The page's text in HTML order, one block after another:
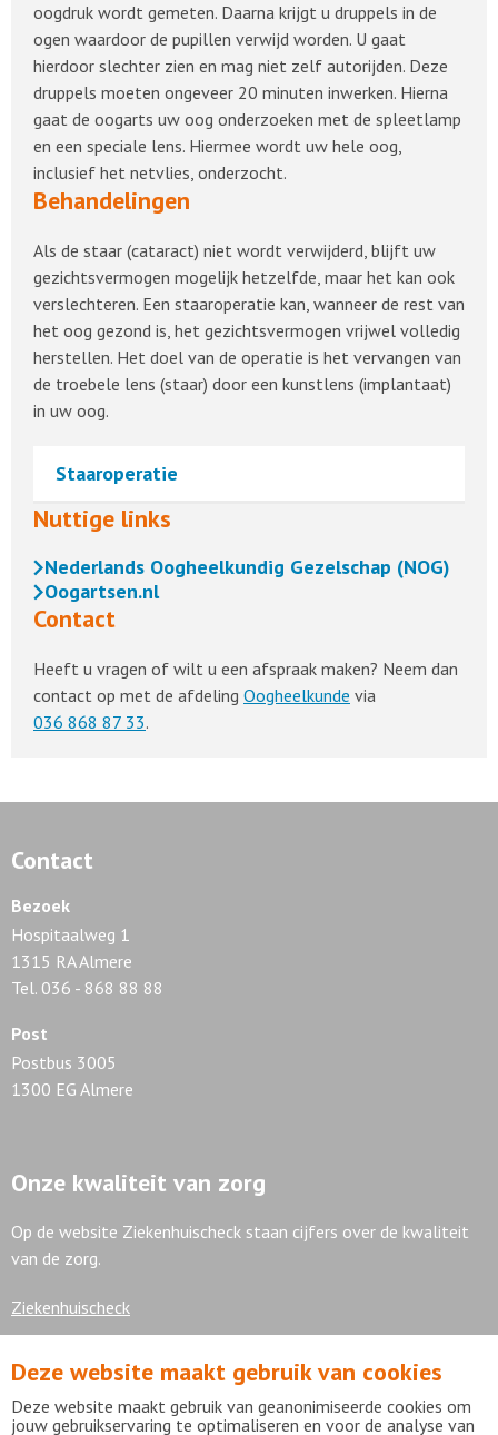
oogdruk wordt gemeten. Daarna krijgt u druppels in de
ogen waardoor de pupillen verwijd worden. U gaat
hierdoor slechter zien en mag niet zelf autorijden. Deze
druppels moeten ongeveer 20 minuten inwerken. Hierna
gaat de oogarts uw oog onderzoeken met de spleetlamp
en een speciale lens. Hiermee wordt uw hele oog,
inclusief het netvlies, onderzocht.
Behandelingen
Als de staar (cataract) niet wordt verwijderd, blijft uw
gezichtsvermogen mogelijk hetzelfde, maar het kan ook
verslechteren. Een staaroperatie kan, wanneer de rest van
het oog gezond is, het gezichtsvermogen vrijwel volledig
herstellen. Het doel van de operatie is het vervangen van
de troebele lens (staar) door een kunstlens (implantaat)
in uw oog.
Staaroperatie
Nuttige links
Nederlands Oogheelkundig Gezelschap (NOG)
Oogartsen.nl
Contact
Heeft u vragen of wilt u een afspraak maken? Neem dan
contact op met de afdeling Oogheelkunde via
036 868 87 33.
Contact
Bezoek
Hospitaalweg 1
1315 RA Almere
Tel. 036 - 868 88 88
Post
Postbus 3005
1300 EG Almere
Onze kwaliteit van zorg
Op de website Ziekenhuischeck staan cijfers over de kwaliteit
van de zorg.
Ziekenhuischeck
7,9
Deze website maakt gebruik van cookies
Deze website maakt gebruik van geanonimiseerde cookies om
jouw gebruikservaring te optimaliseren en voor de analyse van